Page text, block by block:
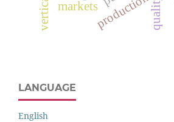
production
markets
LANGUAGE
English